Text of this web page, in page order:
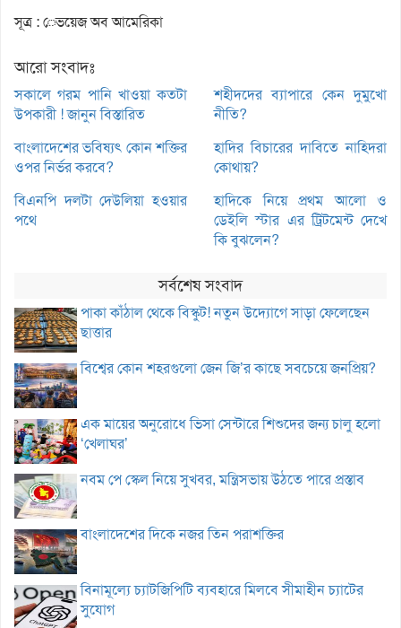
সূত্র : েভয়েজ অব আমেরিকা
আরো সংবাদঃ
সকালে গরম পানি খাওয়া কতটা
উপকারী ! জানুন বিস্তারিত
শহীদদের ব্যাপারে কেন দুমুখো
নীতি?
বাংলাদেশের ভবিষ্যৎ কোন শক্তির
ওপর নির্ভর করবে?
হাদির বিচারের দাবিতে নাহিদরা
কোথায়?
বিএনপি দলটা দেউলিয়া হওয়ার
পথে
হাদিকে নিয়ে প্রথম আলো ও
ডেইলি স্টার এর ট্রিটমেন্ট দেখে
কি বুঝলেন?
সর্বশেষ সংবাদ
পাকা কাঁঠাল থেকে বিস্কুট! নতুন উদ্যোগে সাড়া ফেলেছেন
ছাত্তার
বিশ্বের কোন শহরগুলো জেন জি’র কাছে সবচেয়ে জনপ্রিয়?
এক মায়ের অনুরোধে ভিসা সেন্টারে শিশুদের জন্য চালু হলো
‘খেলাঘর’
নবম পে স্কেল নিয়ে সুখবর, মন্ত্রিসভায় উঠতে পারে প্রস্তাব
বাংলাদেশের দিকে নজর তিন পরাশক্তির
বিনামূল্যে চ্যাটজিপিটি ব্যবহারে মিলবে সীমাহীন চ্যাটের
সুযোগ